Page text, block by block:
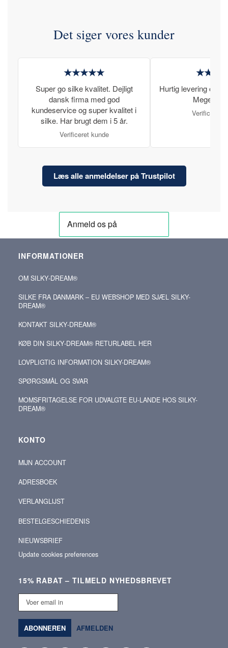
Det siger vores kunder
★★★★★
Super go silke kvalitet. Dejligt
dansk firma med god
kundeservice og super kvalitet i
silke. Har brugt dem i 5 år.
Verificeret kunde
Hurtig levering og
Meget
Verificeret
Læs alle anmeldelser på Trustpilot
INFORMATIONER
OM SILKY‑DREAM®
SILKE FRA DANMARK – EU WEBSHOP MED SJÆL SILKY-
DREAM®
KONTAKT SILKY‑DREAM®
KØB DIN SILKY‑DREAM® RETURLABEL HER
LOVPLIGTIG INFORMATION SILKY-DREAM®
SPØRGSMÅL OG SVAR
MOMSFRITAGELSE FOR UDVALGTE EU-LANDE HOS SILKY-
DREAM®
KONTO
MIJN ACCOUNT
ADRESBOEK
VERLANGLIJST
BESTELGESCHIEDENIS
NIEUWSBRIEF
Update cookies preferences
15% RABAT – TILMELD NYHEDSBREVET
Voer
email
in
ABONNEREN AFMELDEN